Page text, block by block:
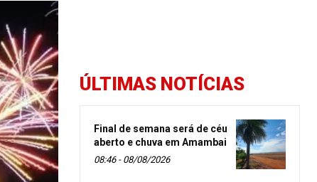
ÚLTIMAS NOTÍCIAS
Final de semana será de céu
aberto e chuva em Amambai
08:46 - 08/08/2026